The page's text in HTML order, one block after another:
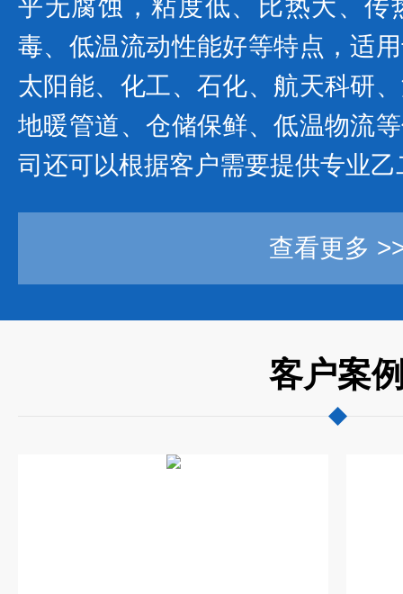
乎无腐蚀，粘度低、比热大、传
毒、低温流动性能好等特点，适
太阳能、化工、石化、航天科研
地暖管道、仓储保鲜、低温物流
司还可以根据客户需要提供专业
查看更多
客户案